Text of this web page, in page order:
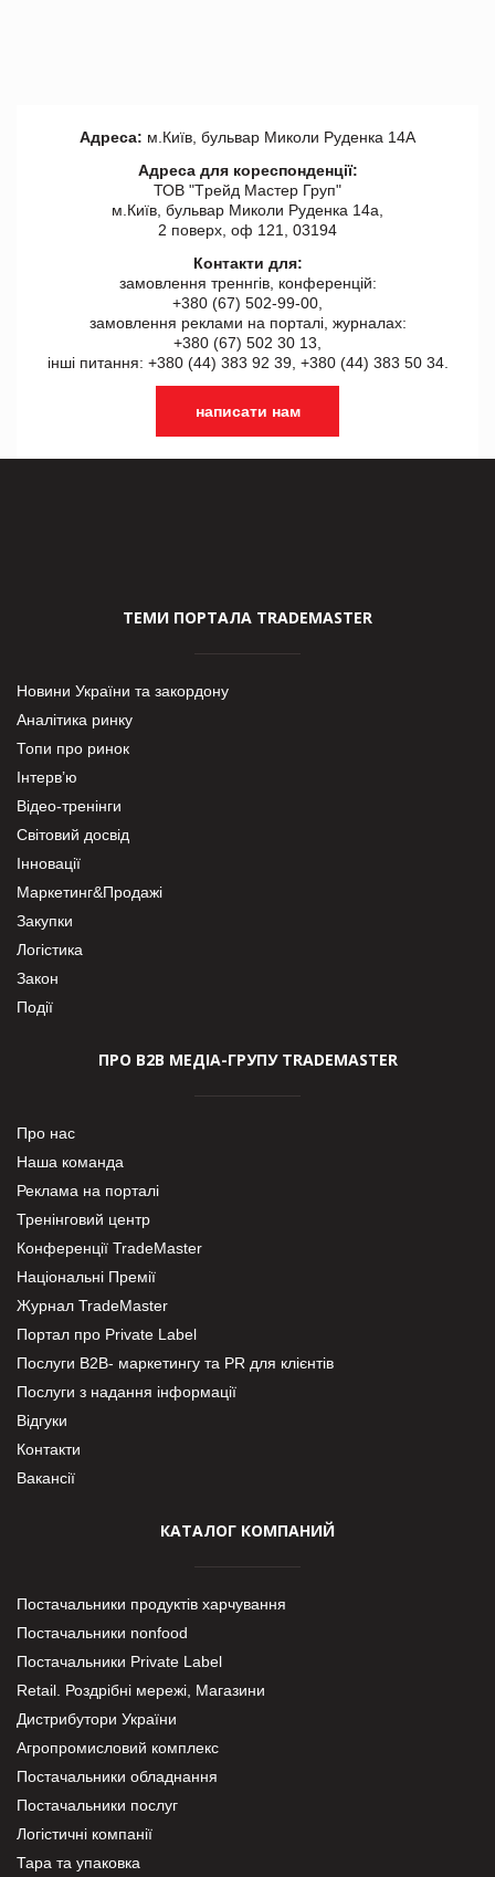
Адреса: м.Київ, бульвар Миколи Руденка 14А
Адреса для кореспонденції:
ТОВ "Tрейд Мастер Груп"
м.Київ, бульвар Миколи Руденка 14а,
2 поверх, оф 121, 03194
Контакти для:
замовлення треннгів, конференцій:
+380 (67) 502-99-00,
замовлення реклами на порталі, журналах:
+380 (67) 502 30 13,
інші питання: +380 (44) 383 92 39, +380 (44) 383 50 34.
написати нам
ТЕМИ ПОРТАЛА TRADEMASTER
Новини України та закордону
Аналітика ринку
Топи про ринок
Інтерв’ю
Відео-тренінги
Світовий досвід
Інновації
Маркетинг&Продажі
Закупки
Логістика
Закон
Події
ПРО В2В МЕДІА-ГРУПУ TRADEMASTER
Про нас
Наша команда
Реклама на порталі
Тренінговий центр
Конференції TradeMaster
Національні Премії
Журнал TradeMaster
Портал про Private Label
Послуги В2В- маркетингу та PR для клієнтів
Послуги з надання інформації
Відгуки
Контакти
Вакансії
КАТАЛОГ КОМПАНИЙ
Постачальники продуктів харчування
Постачальники nonfood
Постачальники Private Label
Retail. Роздрібні мережі, Магазини
Дистрибутори України
Агропромисловий комплекс
Постачальники обладнання
Постачальники послуг
Логістичні компанії
Тара та упаковка